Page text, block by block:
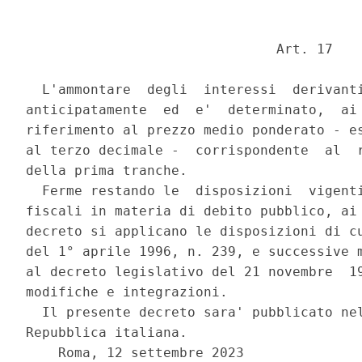
                               Art. 17
L'ammontare  degli  interessi
anticipatamente  ed  e'
riferimento al prezzo medio ponderato -
al terzo decimale -  corrispondente  al
della prima tranche.
Ferme restando le  disposizioni
fiscali in materia di debito pubblico, ai
decreto si applicano le disposizioni di
del 1° aprile 1996, n. 239, e
al decreto legislativo del 21 novembre
modifiche e integrazioni.
Il presente decreto sara' pubblicato
Repubblica italiana.
    Roma, 12 settembre 2023